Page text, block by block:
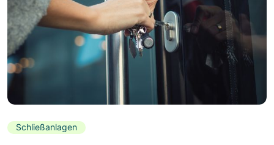
Schließanlagen